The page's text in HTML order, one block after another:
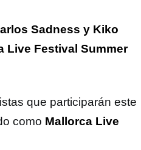
Sadness y Kiko
Live Festival Summer
que participarán este
como Mallorca Live